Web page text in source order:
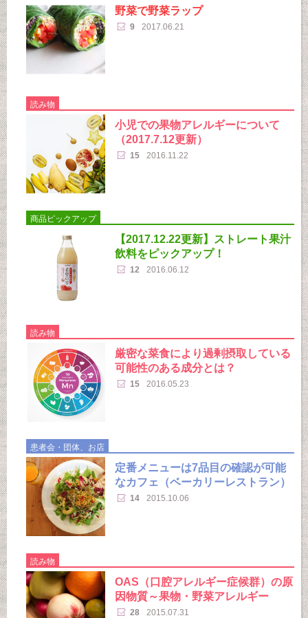
野菜で野菜ラップ
9 2017.06.21
読み物
小児での果物アレルギーについて
（2017.7.12更新）
15 2016.11.22
商品ピックアップ
【2017.12.22更新】ストレート果汁
飲料をピックアップ！
12 2016.06.12
読み物
厳密な菜食により過剰摂取している
可能性のある成分とは？
15 2016.05.23
患者会・団体、お店
定番メニューは7品目の確認が可能
なカフェ（ベーカリーレストラン）
14 2015.10.06
読み物
OAS（口腔アレルギー症候群）の原
因物質～果物・野菜アレルギー
28 2015.07.31